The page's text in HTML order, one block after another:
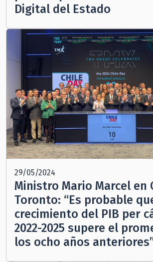
Digital del Estado
29/05/2024
Ministro Mario Marcel en
Toronto: “Es probable
crecimiento del PIB per
2022-2025 supere el
los ocho años